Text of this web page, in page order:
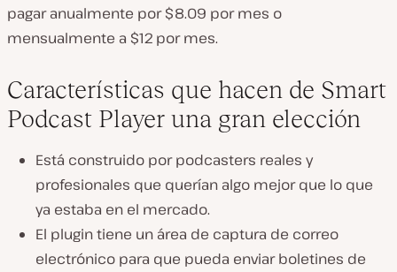
pagar anualmente por $8.09 por mes o
mensualmente a $12 por mes.
Características que hacen de Smart
Podcast Player una gran elección
Está construido por podcasters reales y
profesionales que querían algo mejor que lo que
ya estaba en el mercado.
El plugin tiene un área de captura de correo
electrónico para que pueda enviar boletines de